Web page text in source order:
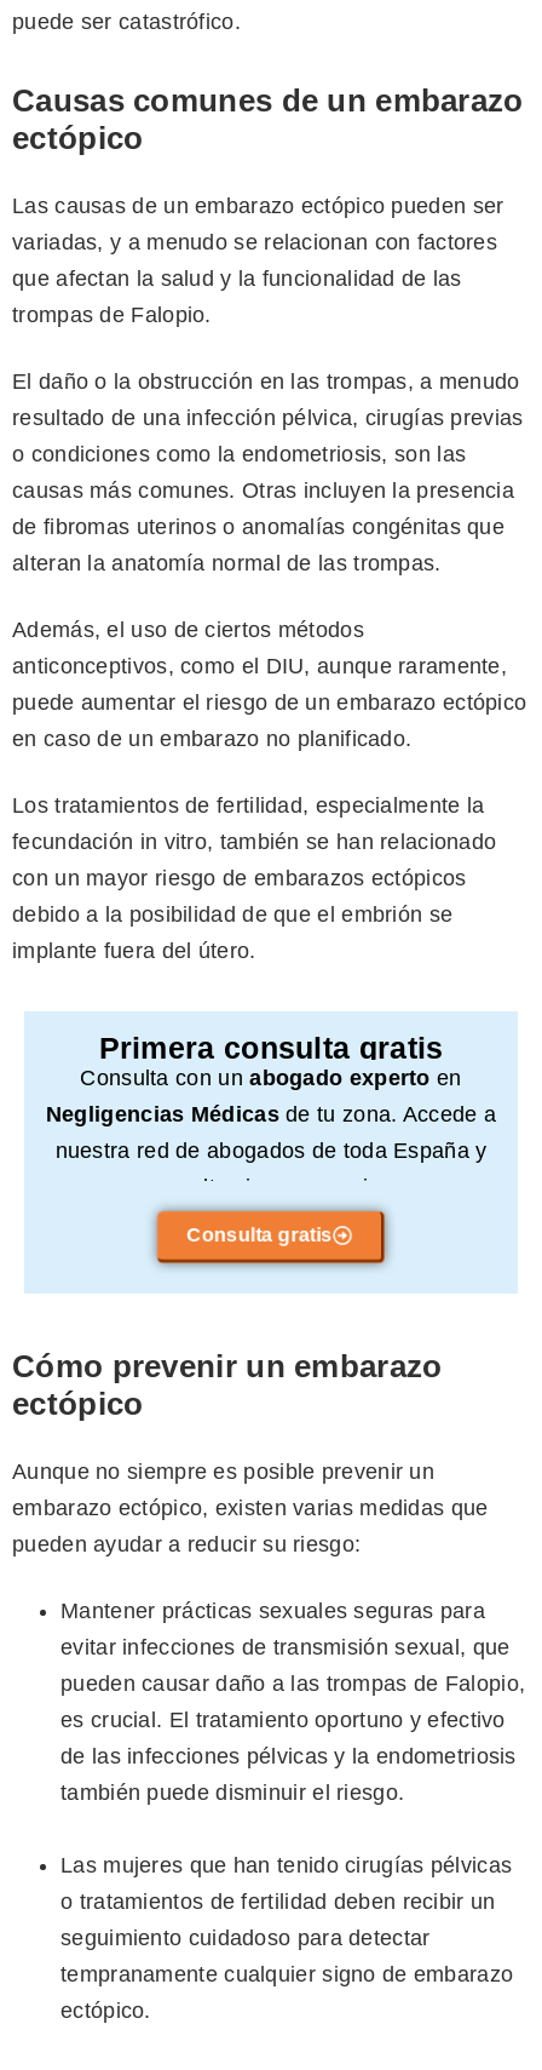
puede ser catastrófico.
Causas comunes de un embarazo
ectópico
Las causas de un embarazo ectópico pueden ser
variadas, y a menudo se relacionan con factores
que afectan la salud y la funcionalidad de las
trompas de Falopio.
El daño o la obstrucción en las trompas, a menudo
resultado de una infección pélvica, cirugías previas
o condiciones como la endometriosis, son las
causas más comunes. Otras incluyen la presencia
de fibromas uterinos o anomalías congénitas que
alteran la anatomía normal de las trompas.
Además, el uso de ciertos métodos
anticonceptivos, como el DIU, aunque raramente,
puede aumentar el riesgo de un embarazo ectópico
en caso de un embarazo no planificado.
Los tratamientos de fertilidad, especialmente la
fecundación in vitro, también se han relacionado
con un mayor riesgo de embarazos ectópicos
debido a la posibilidad de que el embrión se
implante fuera del útero.
Primera consulta gratis
Consulta con unabogado experto en
Negligencias Médicasde tu zona. Accede a
nuestra red de abogados de toda España y
consulta sin compromiso.
Consulta gratis
Cómo prevenir un embarazo
ectópico
Aunque no siempre es posible prevenir un
embarazo ectópico, existen varias medidas que
pueden ayudar a reducir su riesgo:
Mantener prácticas sexuales seguras para
evitar infecciones de transmisión sexual, que
pueden causar daño a las trompas de Falopio,
es crucial. El tratamiento oportuno y efectivo
de las infecciones pélvicas y la endometriosis
también puede disminuir el riesgo.
Las mujeres que han tenido cirugías pélvicas
o tratamientos de fertilidad deben recibir un
seguimiento cuidadoso para detectar
tempranamente cualquier signo de embarazo
ectópico.